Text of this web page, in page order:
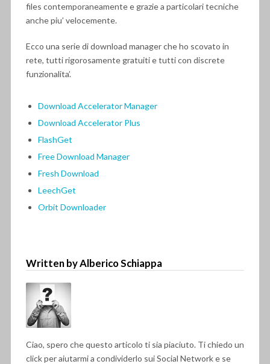
files contemporaneamente e grazie a particolari tecniche
anche piu’ velocemente.
Ecco una serie di download manager che ho scovato in
rete, tutti rigorosamente gratuiti e tutti con discrete
funzionalita’.
Download Accelerator Manager
Download Accelerator Plus
FlashGet
Free Download Manager
Fresh Download
LeechGet
Orbit Downloader
Written by Alberico Schiappa
Ciao, spero che questo articolo ti sia piaciuto. Ti chiedo un
click per aiutarmi a condividerlo sui Social Network e se